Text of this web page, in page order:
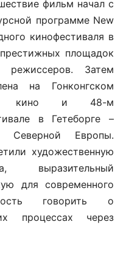
фильм начал с
программе New
кинофестиваля в
площадок
режиссеров. Затем
на Гонконгском
кино и 48-м
в Гетеборге –
Северной Европы.
художественную
выразительный
для современного
говорить о
процессах через